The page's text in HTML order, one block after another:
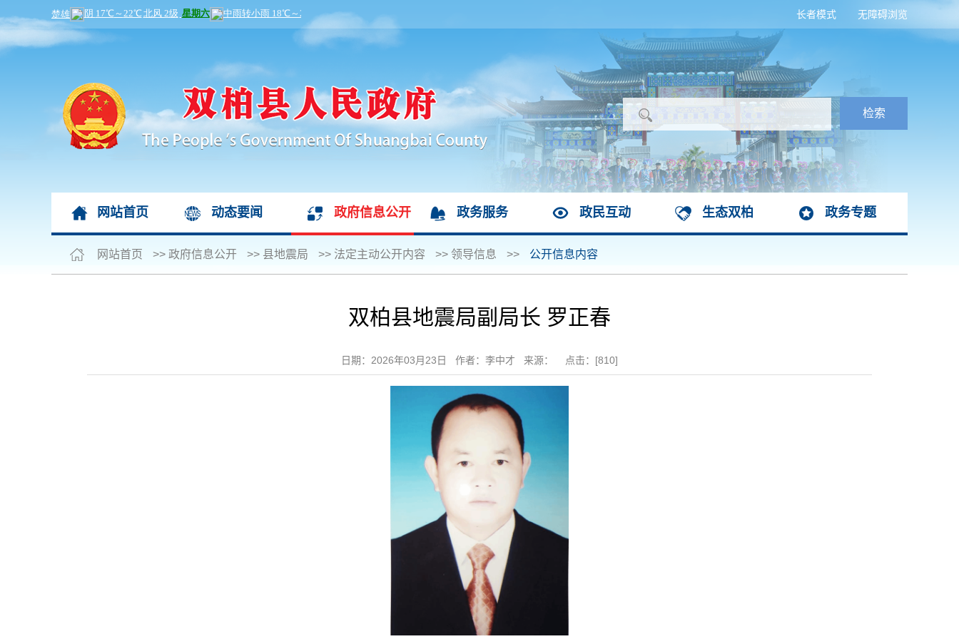
无障碍浏览
长者模式
网站首页 动态要闻 政府信息公开 政务服务 政民互动 生态双柏 政务专题
网站首页 >> 政府信息公开 >> 县地震局 >> 法定主动公开内容 >> 领导信息 >> 公开信息内容
双柏县地震局副局长 罗正春
日期：2026年03月23日 作者：李中才 来源： 点击：[810]